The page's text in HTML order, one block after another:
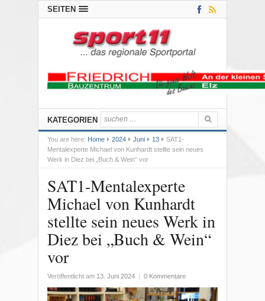
SEITEN
KATEGORIEN
You are here: Home 2024 Juni 13
SAT1-
Mentalexperte Michael von Kunhardt stellte sein neues
Werk in Diez bei „Buch & Wein“ vor
SAT1-Mentalexperte
Michael von Kunhardt
stellte sein neues Werk in
Diez bei „Buch & Wein“
vor
Veröffentlicht am 13. Juni 2024 0 Kommentare